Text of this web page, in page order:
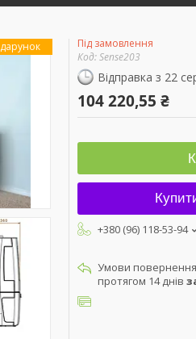
Під замовлення
Код:Sense203
Відправка з 22
104 220,55 ₴
+380 (96) 118-53-94
протягом 14 днів